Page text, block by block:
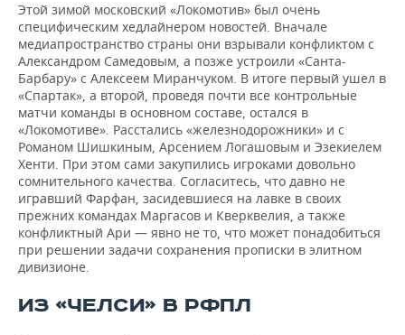
Этой зимой московский «Локомотив» был очень
специфическим хедлайнером новостей. Вначале
медиапространство страны они взрывали конфликтом с
Александром Самедовым, а позже устроили «Санта-
Барбару» с Алексеем Миранчуком. В итоге первый ушел в
«Спартак», а второй, проведя почти все контрольные
матчи команды в основном составе, остался в
«Локомотиве». Расстались «железнодорожники» и с
Романом Шишкиным, Арсением Логашовым и Эзекиелем
Хенти. При этом сами закупились игроками довольно
сомнительного качества. Согласитесь, что давно не
игравший Фарфан, засидевшиеся на лавке в своих
прежних командах Маргасов и Кверквелия, а также
конфликтный Ари — явно не то, что может понадобиться
при решении задачи сохранения прописки в элитном
дивизионе.
ИЗ «ЧЕЛСИ» В РФПЛ